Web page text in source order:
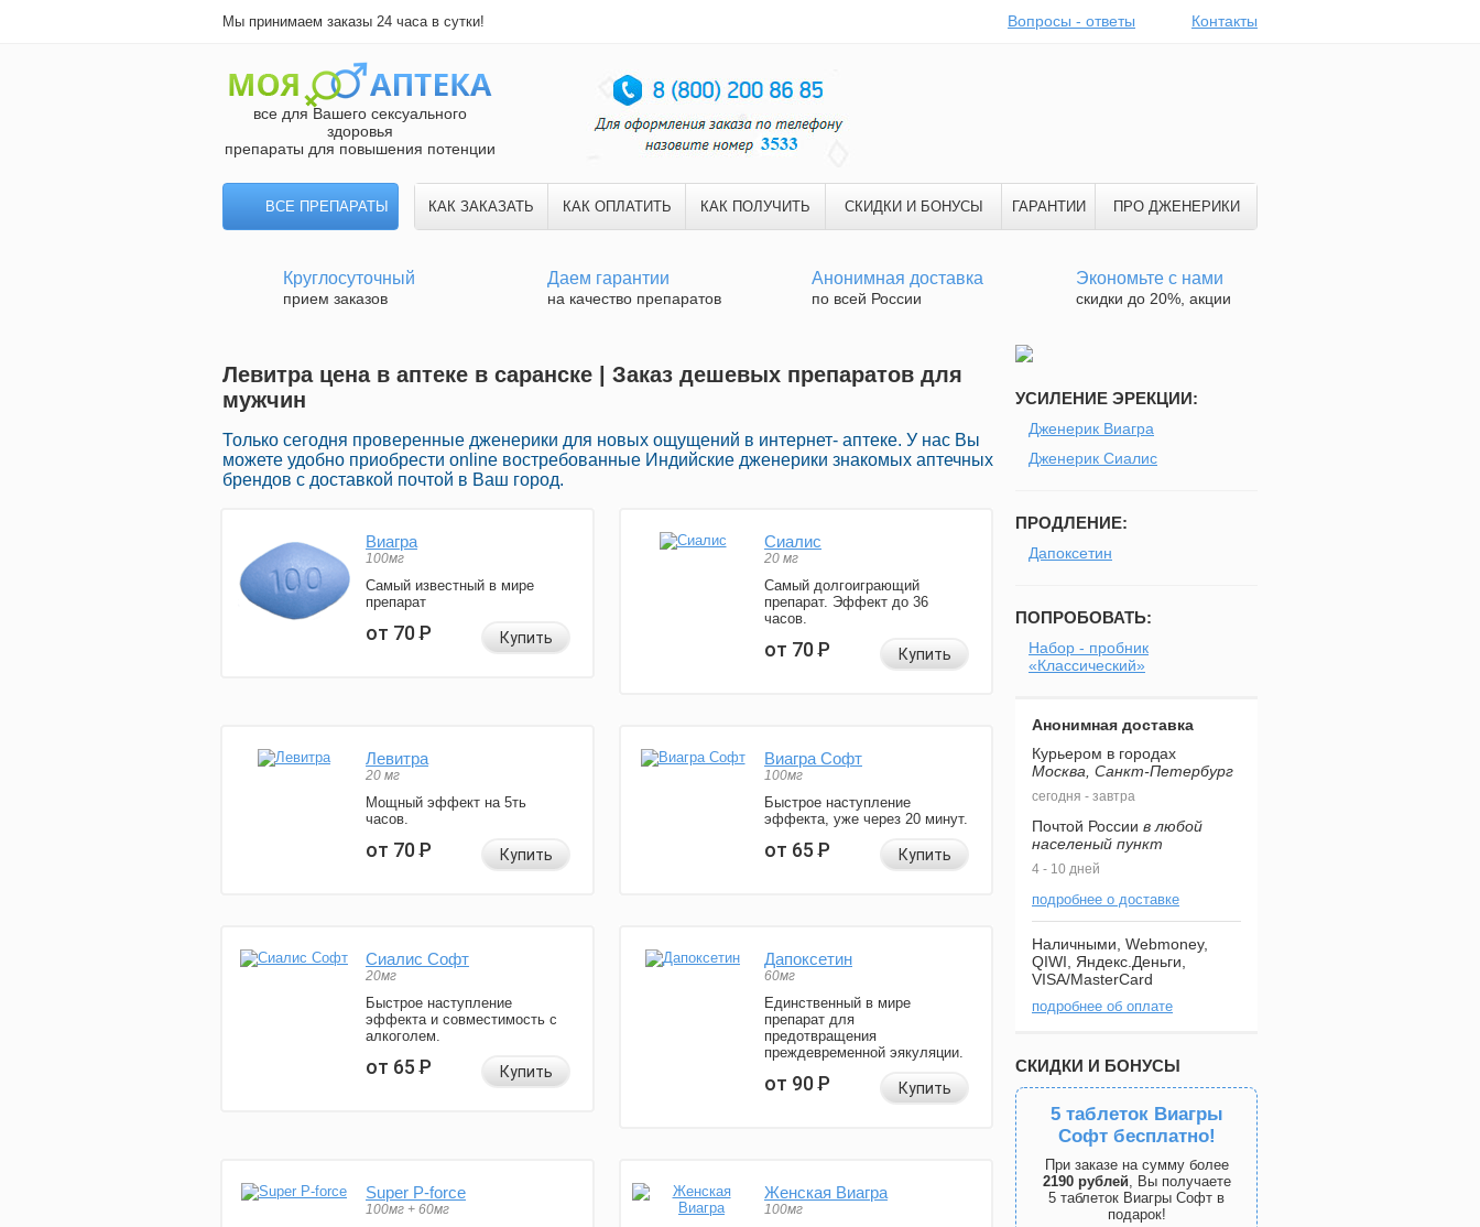
Мы принимаем заказы 24 часа в сутки! Вопросы - ответы Контакты
все для Вашего сексуального
здоровья
препараты для повышения потенции
ВСЕ ПРЕПАРАТЫ КАК ЗАКАЗАТЬ КАК ОПЛАТИТЬ КАК ПОЛУЧИТЬ СКИДКИ И БОНУСЫ ГАРАНТИИ ПРО ДЖЕНЕРИКИ
Круглосуточный
прием заказов
Даем гарантии
на качество препаратов
Анонимная доставка
по всей России
Экономьте с нами
скидки до 20%, акции
Левитра цена в аптеке в саранске | Заказ дешевых препаратов для
мужчин
Только сегодня проверенные дженерики для новых ощущений в интернет- аптеке. У нас Вы
можете удобно приобрести online востребованные Индийские дженерики знакомых аптечных
брендов с доставкой почтой в Ваш город.
Виагра
100мг
Самый известный в мире
препарат
от 70Р Купить
Сиалис
20 мг
Самый долгоиграющий
препарат. Эффект до 36
часов.
от 70Р Купить
Левитра
20 мг
Мощный эффект на 5ть
часов.
от 70Р Купить
Виагра Софт
100мг
Быстрое наступление
эффекта, уже через 20 минут.
от 65Р Купить
Сиалис Софт
20мг
Быстрое наступление
эффекта и совместимость с
алкоголем.
от 65Р Купить
Дапоксетин
60мг
Единственный в мире
препарат для
предотвращения
преждевременной эякуляции.
от 90Р Купить
Super P-force
100мг + 60мг
Женская Виагра
100мг
УСИЛЕНИЕ ЭРЕКЦИИ:
Дженерик Виагра
Дженерик Сиалис
ПРОДЛЕНИЕ:
Дапоксетин
ПОПРОБОВАТЬ:
Набор - пробник
«Классический»
Анонимная доставка
Курьером в городах
Москва, Санкт-Петербург
сегодня - завтра
Почтой России в любой
населеный пункт
4 - 10 дней
подробнее о доставке
Наличными, Webmoney,
QIWI, Яндекс.Деньги,
VISA/MasterCard
подробнее об оплате
СКИДКИ И БОНУСЫ
5 таблеток Виагры
Софт бесплатно!
При заказе на сумму более
2190 рублей, Вы получаете
5 таблеток Виагры Софт в
подарок!